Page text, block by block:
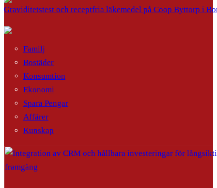
Graviditetstest och receptfria läkemedel på Coop Byttorp i
Familj
Bostäder
Konsumtion
Ekonomi
Spara Pengar
Affärer
Kunskap